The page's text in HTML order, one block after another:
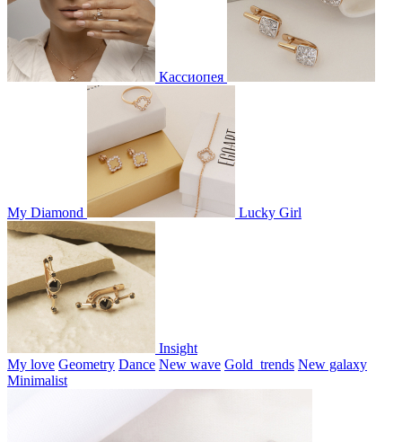
Кассиопея
My Diamond Lucky Girl
Insight
My love Geometry Dance New wave Gold_trends New galaxy
Minimalist